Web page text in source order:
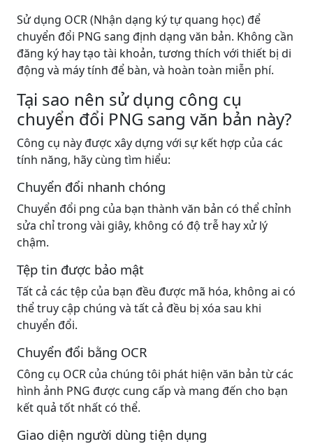
Sử dụng OCR (Nhận dạng ký tự quang học) để
chuyển đổi PNG sang định dạng văn bản. Không cần
đăng ký hay tạo tài khoản, tương thích với thiết bị di
động và máy tính để bàn, và hoàn toàn miễn phí.
Tại sao nên sử dụng công cụ
chuyển đổi PNG sang văn bản này?
Công cụ này được xây dựng với sự kết hợp của các
tính năng, hãy cùng tìm hiểu:
Chuyển đổi nhanh chóng
Chuyển đổi png của bạn thành văn bản có thể chỉnh
sửa chỉ trong vài giây, không có độ trễ hay xử lý
chậm.
Tệp tin được bảo mật
Tất cả các tệp của bạn đều được mã hóa, không ai có
thể truy cập chúng và tất cả đều bị xóa sau khi
chuyển đổi.
Chuyển đổi bằng OCR
Công cụ OCR của chúng tôi phát hiện văn bản từ các
hình ảnh PNG được cung cấp và mang đến cho bạn
kết quả tốt nhất có thể.
Giao diện người dùng tiện dụng